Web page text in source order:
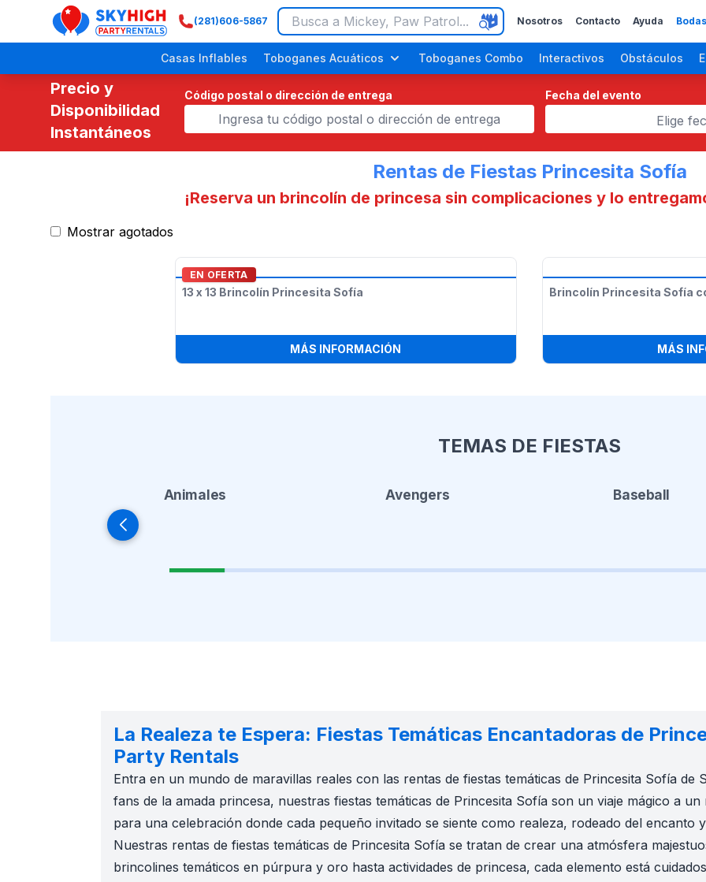
SkyHigh Logo
(281)606-5867 Nosotros Contacto Ayuda
Casas Inflables Toboganes Acuáticos Toboganes Combo Interactivos Obstáculos
Precio y
Disponibilidad
Instantáneos
Código postal o dirección de entrega Fecha del evento
Elige
Rentas de Fiestas Princesita Sofía
¡Reserva un brincolín de princesa sin complicaciones y lo
Mostrar agotados
EN OFERTA
13 x 13 Brincolín Princesita Sofía
MÁS INFORMACIÓN
Brincolín Princesita Sofía
MÁS
TEMAS DE FIESTAS
Animales Avengers Baseball
La Realeza te Espera: Fiestas Temáticas Encantadoras de
Party Rentals
Entra en un mundo de maravillas reales con las rentas de fiestas temáticas de Princesita Sofía de
fans de la amada princesa, nuestras fiestas temáticas de Princesita Sofía son un viaje mágico a
para una celebración donde cada pequeño invitado se siente como realeza, rodeado del encanto
Nuestras rentas de fiestas temáticas de Princesita Sofía se tratan de crear una atmósfera
brincolines temáticos en púrpura y oro hasta actividades de princesa, cada elemento está